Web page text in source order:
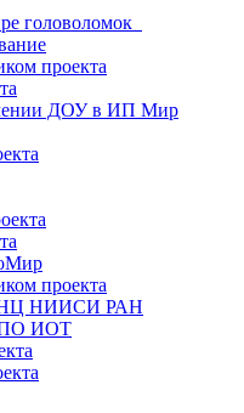
головоломок
проекта
ДОУ в ИП Мир
проекта
НИИСИ РАН
ИОТ